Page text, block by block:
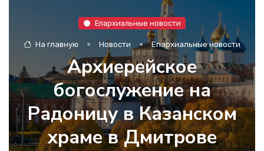
Епархиальные новости
На главную Новости Епархиальные новости
Архиерейское
богослужение на
Радоницу в Казанском
храме в Дмитрове